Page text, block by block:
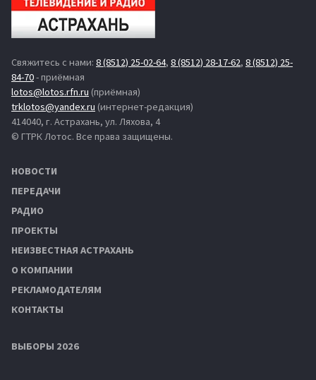
Свяжитесь с нами: 8 (8512) 25-02-64, 8 (8512) 28-17-62, 8 (8512) 25-
84-70- приёмная
lotos@lotos.rfn.ru (приёмная)
trklotos@yandex.ru (интернет-редакция)
414040, г. Астрахань, ул. Ляхова, 4
© ГТРК Лотос. Все права защищены.
НОВОСТИ
ПЕРЕДАЧИ
РАДИО
ПРОЕКТЫ
НЕИЗВЕСТНАЯ АСТРАХАНЬ
О КОМПАНИИ
РЕКЛАМОДАТЕЛЯМ
КОНТАКТЫ
ВЫБОРЫ 2026